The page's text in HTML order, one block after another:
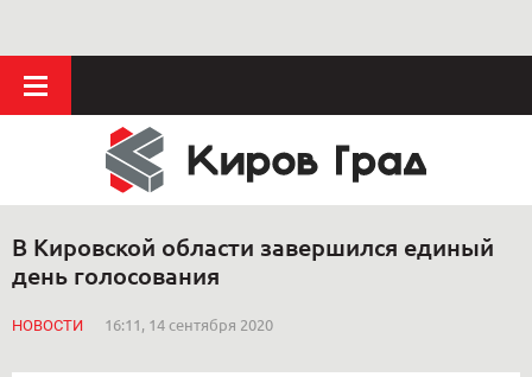
В Кировской области завершился единый
день голосования
НОВОСТИ 16:11, 14 сентября 2020